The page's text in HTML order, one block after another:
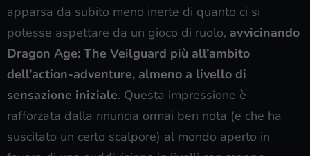
apparsa da subito meno inerte di quanto ci si
potesse aspettare da un gioco di ruolo, avvicinando
Dragon Age: The Veilguard più all’ambito
dell’action-adventure, almeno a livello di
sensazione iniziale. Questa impressione è
rafforzata dalla rinuncia ormai ben nota (e che ha
suscitato un certo scalpore) al mondo aperto in